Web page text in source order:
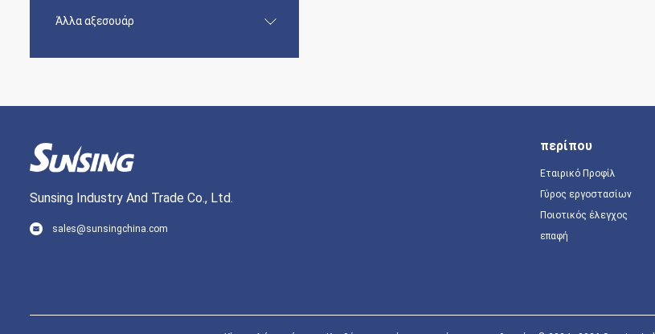
Άλλα αξεσουάρ
Sunsing Industry And Trade Co., Ltd.
sales@sunsingchina.com
περίπου
Εταιρικό Προφίλ
Γύρος εργοστασίων
Ποιοτικός έλεγχος
επαφή